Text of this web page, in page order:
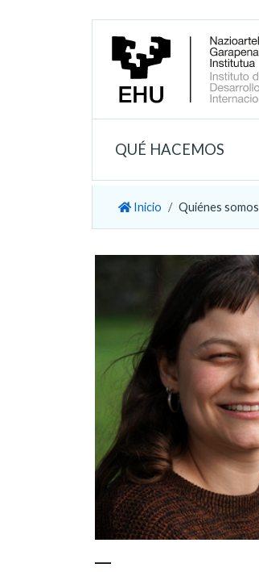
QUÉ HACEMOS
Inicio Quiénes somos